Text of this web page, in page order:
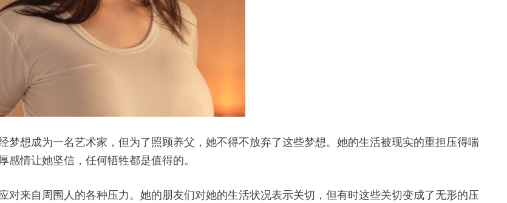
想成为一名艺术家，但为了照顾养父，她不得不放弃了这些梦想。她的生活被现实的重担压得喘
情让她坚信，任何牺牲都是值得的。
来自周围人的各种压力。她的朋友们对她的生活状况表示关切，但有时这些关切变成了无形的压